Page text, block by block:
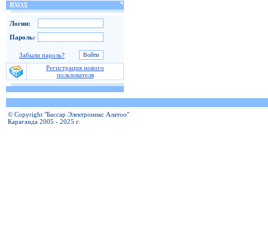
ВХОД
Логин:
Пароль:
Забыли пароль?
Регистрация нового
пользователя
© Copyright "Бассар Электроникс Алатоо"
Караганда 2005 - 2025 г.